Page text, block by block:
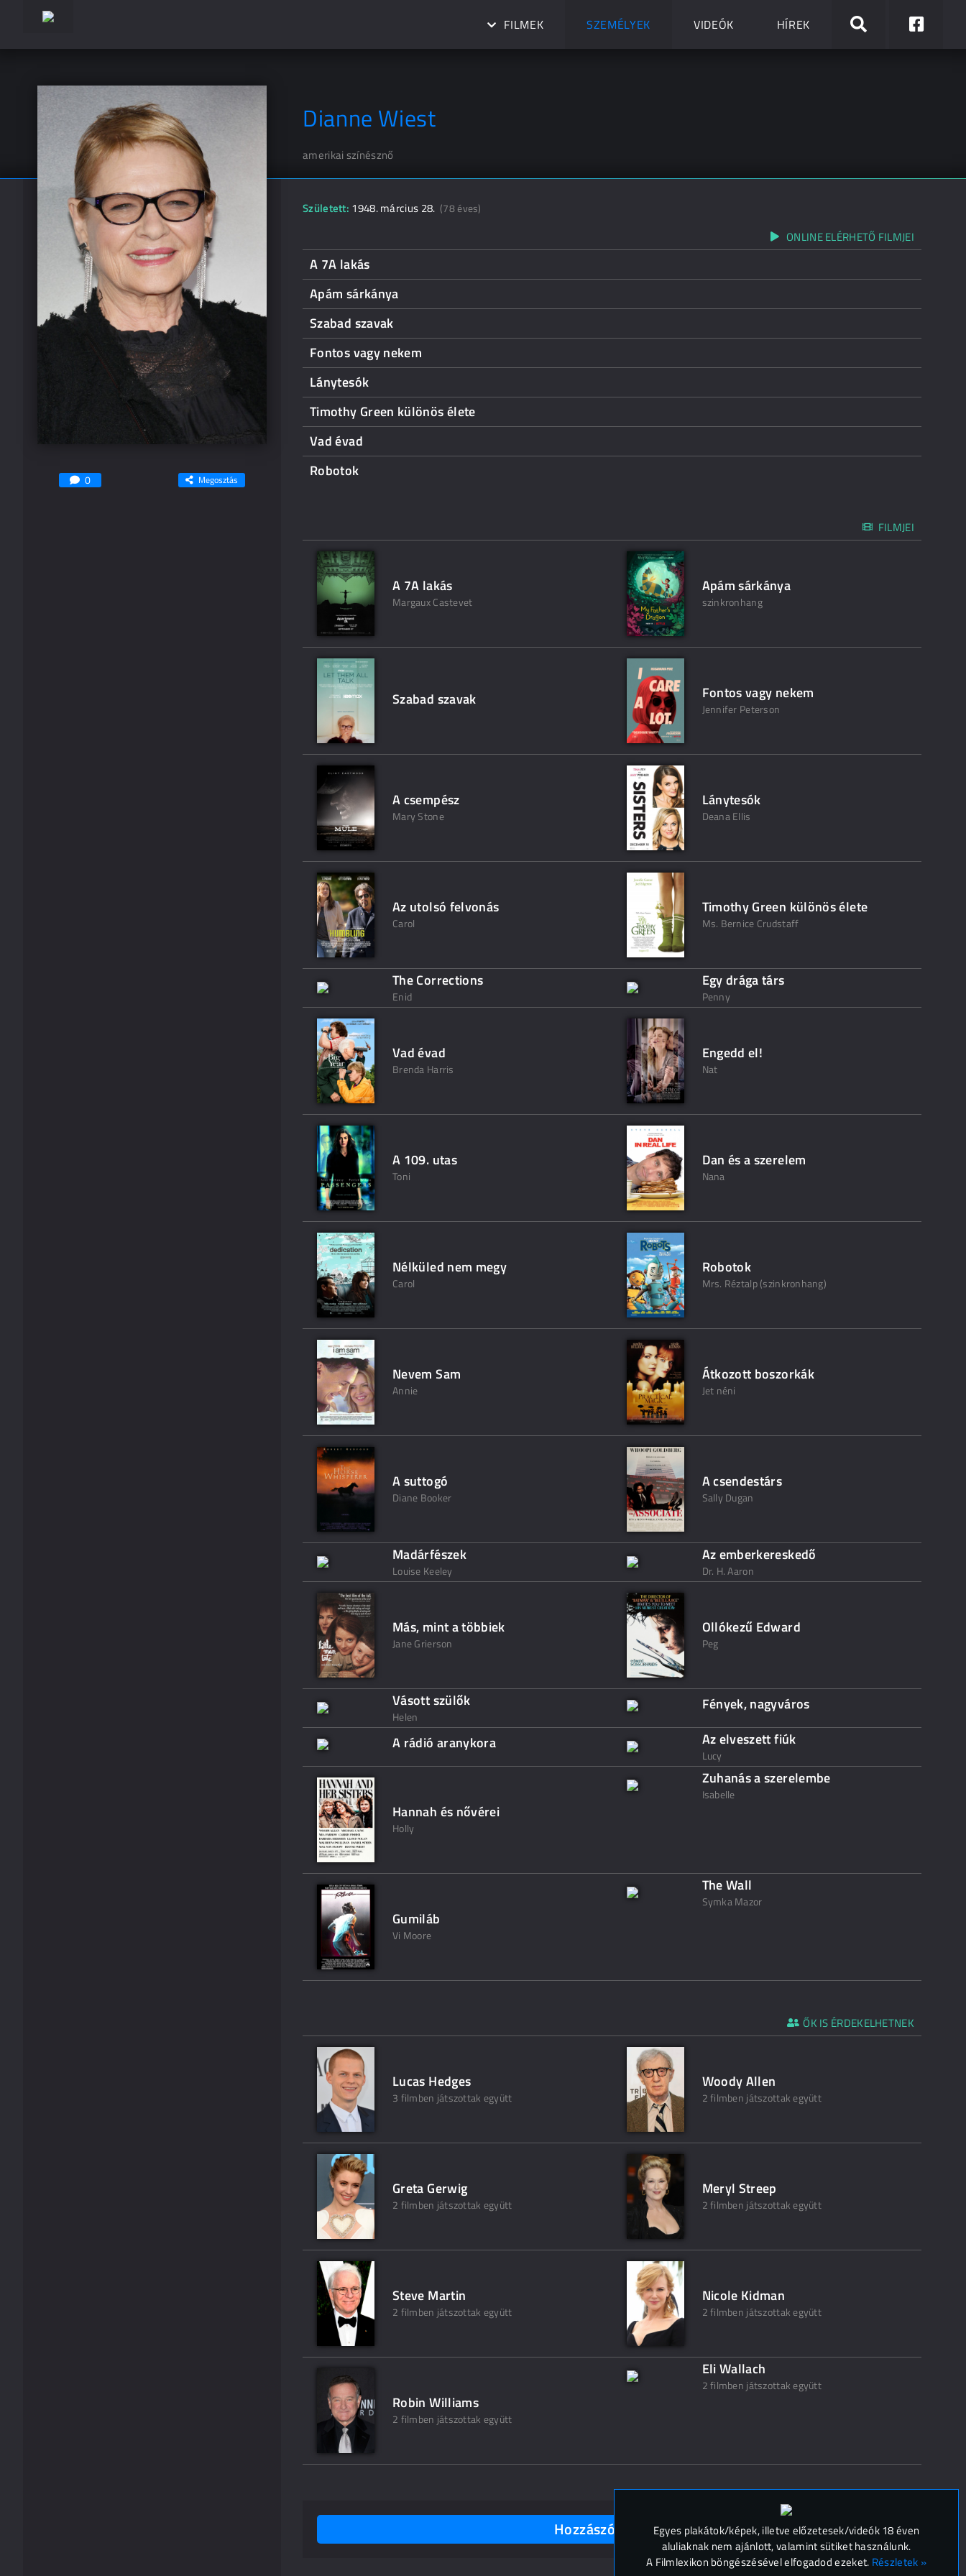
FILMEK SZEMÉLYEK VIDEÓK HÍREK
Dianne Wiest
amerikai színésznő
0 Megosztás
Született: 1948. március 28. (78 éves)
ONLINE ELÉRHETŐ FILMJEI
A 7A lakás
Apám sárkánya
Szabad szavak
Fontos vagy nekem
Lánytesók
Timothy Green különös élete
Vad évad
Robotok
FILMJEI
A 7A lakás
Margaux Castevet
Apám sárkánya
szinkronhang
Szabad szavak Fontos vagy nekem
Jennifer Peterson
A csempész
Mary Stone
Lánytesók
Deana Ellis
Az utolsó felvonás
Carol
Timothy Green különös élete
Ms. Bernice Crudstaff
The Corrections
Enid
Egy drága társ
Penny
Vad évad
Brenda Harris
Engedd el!
Nat
A 109. utas
Toni
Dan és a szerelem
Nana
Nélküled nem megy
Carol
Robotok
Mrs. Réztalp (szinkronhang)
Nevem Sam
Annie
Átkozott boszorkák
Jet néni
A suttogó
Diane Booker
A csendestárs
Sally Dugan
Madárfészek
Louise Keeley
Az emberkereskedő
Dr. H. Aaron
Más, mint a többiek
Jane Grierson
Ollókezű Edward
Peg
Vásott szülők
Helen
Fények, nagyváros
A rádió aranykora
Az elveszett fiúk
Lucy
Hannah és nővérei
Holly
Zuhanás a szerelembe
Isabelle
Gumiláb
Vi Moore
The Wall
Symka Mazor
ŐK IS ÉRDEKELHETNEK
Lucas Hedges
3 filmben játszottak együtt
Woody Allen
2 filmben játszottak együtt
Greta Gerwig
2 filmben játszottak együtt
Meryl Streep
2 filmben játszottak együtt
Steve Martin
2 filmben játszottak együtt
Nicole Kidman
2 filmben játszottak együtt
Robin Williams
2 filmben játszottak együtt
Eli Wallach
2 filmben játszottak együtt
Hozzászólások (0)
Egyes plakátok/képek, illetve előzetesek/videók 18 éven
aluliaknak nem ajánlott, valamint sütiket használunk.
A Filmlexikon böngészésével elfogadod ezeket. Részletek »